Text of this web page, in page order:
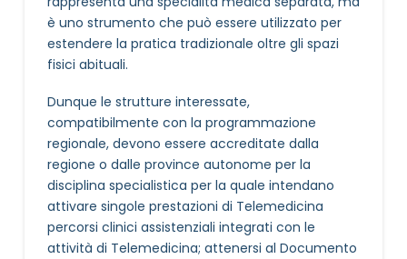
è uno strumento che può essere utilizzato per
estendere la pratica tradizionale oltre gli spazi
fisici abituali.
Dunque le strutture interessate,
compatibilmente con la programmazione
regionale, devono essere accreditate dalla
regione o dalle province autonome per la
disciplina specialistica per la quale intendano
attivare singole prestazioni di Telemedicina
percorsi clinici assistenziali integrati con le
attività di Telemedicina; attenersi al Documento